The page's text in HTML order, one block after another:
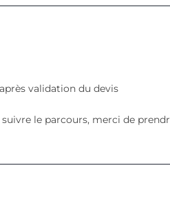
validation du devis
le parcours, merci de